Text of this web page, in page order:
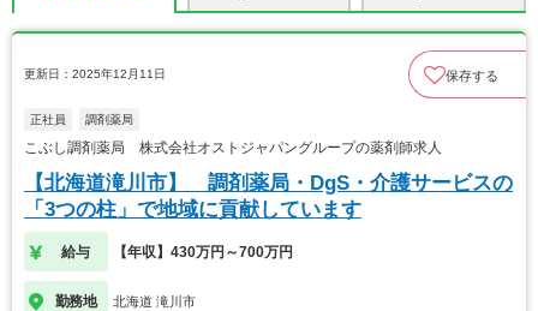
更新日：2025年12月11日 保存する
正社員 調剤薬局
こぶし調剤薬局 株式会社オストジャパングループの薬剤師求人
【北海道滝川市】 調剤薬局・DgS・介護サービスの
「3つの柱」で地域に貢献しています
給与 【年収】430万円～700万円
勤務地 北海道 滝川市